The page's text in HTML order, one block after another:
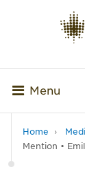
Menu
Home
Mention •